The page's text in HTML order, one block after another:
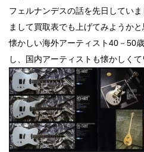
フェルナンデスの話を先日してい
まして買取表でも上げてみようかと
懐かしい海外アーティスト40－50
し、国内アーティストも懐かしくて